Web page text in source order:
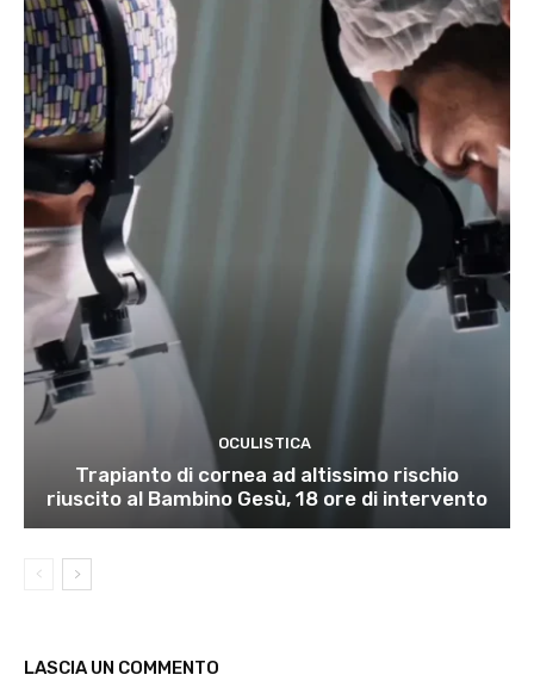
OCULISTICA
Trapianto di cornea ad altissimo rischio
riuscito al Bambino Gesù, 18 ore di intervento
LASCIA UN COMMENTO